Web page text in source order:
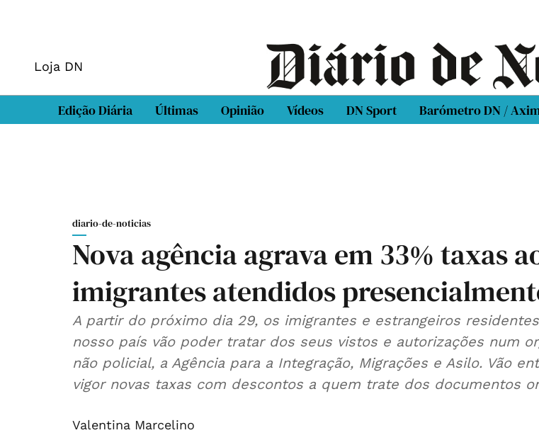
Loja DN
Edição Diária Últimas Opinião Vídeos DN Sport Barómetro DN /
diario-de-noticias
Nova agência agrava em 33% taxas
imigrantes atendidos
A partir do próximo dia 29, os imigrantes e estrangeiros
nosso país vão poder tratar dos seus vistos e autorizações num
não policial, a Agência para a Integração, Migrações e Asilo. Vão
vigor novas taxas com descontos a quem trate dos documentos
Valentina Marcelino